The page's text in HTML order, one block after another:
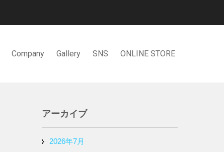
Company Gallery SNS ONLINE STORE
アーカイブ
2026年7月